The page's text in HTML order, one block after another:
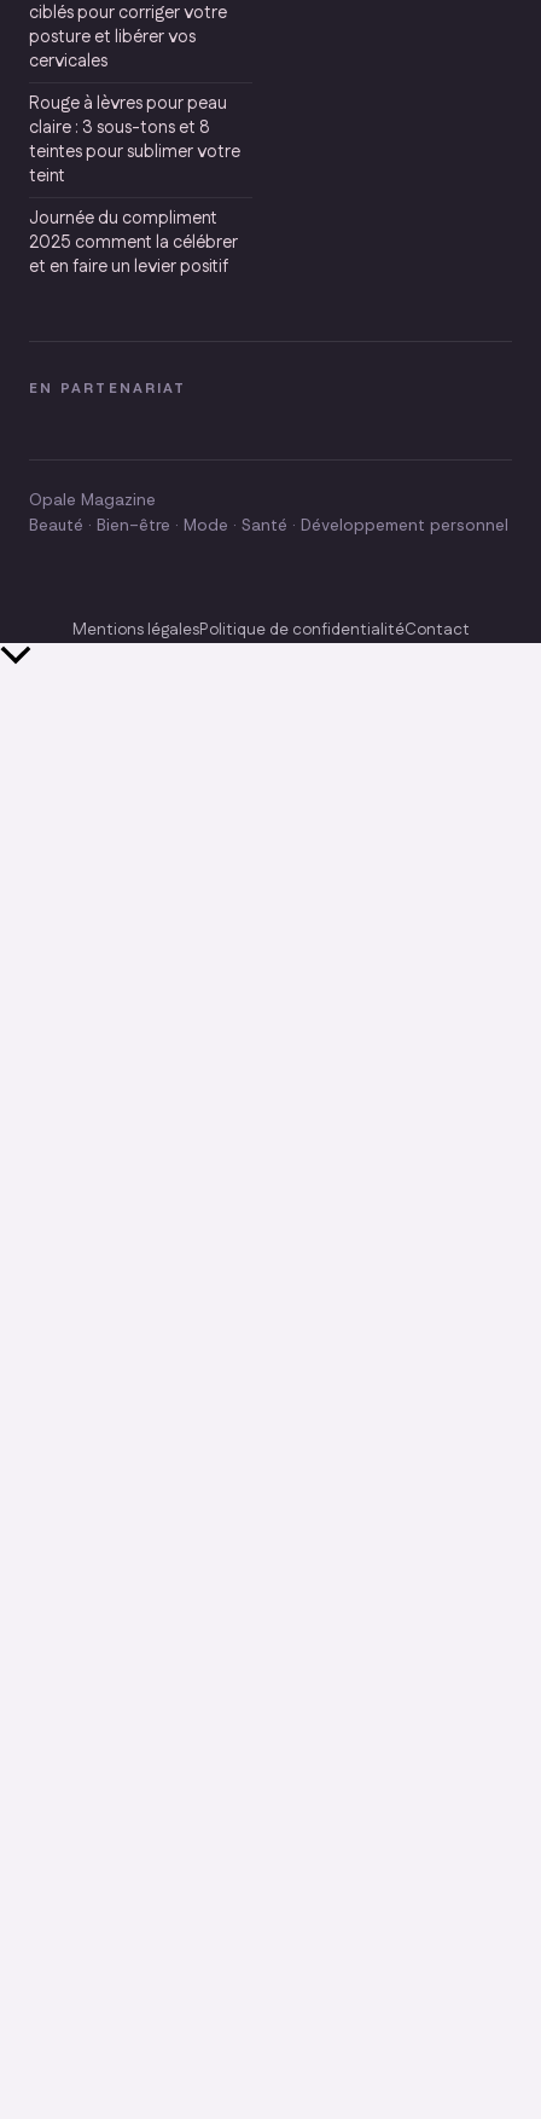
ciblés pour corriger votre
posture et libérer vos
cervicales
Rouge à lèvres pour peau
claire : 3 sous-tons et 8
teintes pour sublimer votre
teint
Journée du compliment
2025 comment la célébrer
et en faire un levier positif
EN PARTENARIAT
Opale Magazine
Beauté · Bien-être · Mode · Santé · Développement personnel
Mentions légalesPolitique de confidentialitéContact